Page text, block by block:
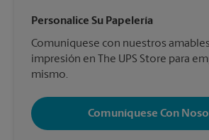
Personalice Su Papelería
Comuníquese con nuestros
impresión en The UPS Store para
mismo.
Comuníquese Con